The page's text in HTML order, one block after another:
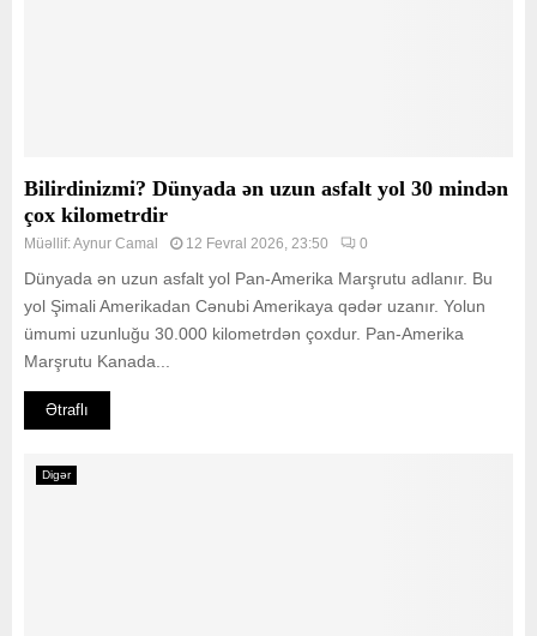
Bilirdinizmi? Dünyada ən uzun asfalt yol 30 mindən
çox kilometrdir
Müəllif:Aynur Camal 12 Fevral 2026, 23:50 0
Dünyada ən uzun asfalt yol Pan-Amerika Marşrutu adlanır. Bu
yol Şimali Amerikadan Cənubi Amerikaya qədər uzanır. Yolun
ümumi uzunluğu 30.000 kilometrdən çoxdur. Pan-Amerika
Marşrutu Kanada...
Ətraflı
Digər